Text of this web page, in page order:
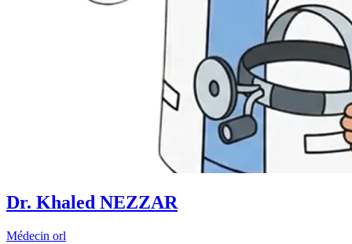
Dr. Khaled NEZZAR
Médecin orl